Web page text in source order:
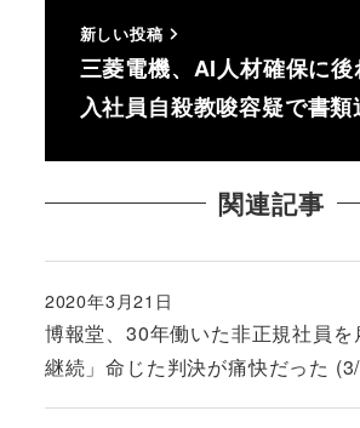
新しい投稿
三菱電機、AI人材確保に
入社員自殺教唆容疑で書
関連記事
博報堂、30年働いた非正規社員
継続」命じた判決が痛快だった
投稿日
2020年3月21日